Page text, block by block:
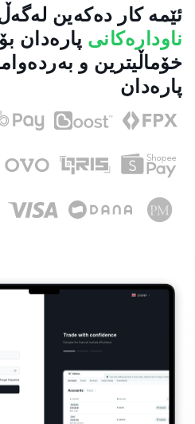
ئێمە کار دەکەین
ناودارەکانی پارەدان
خۆماڵیترین و
پارەدان